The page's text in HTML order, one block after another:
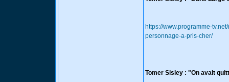
https://www.programme-
personnage-a-pris-cher/
Tomer Sisley : "On avait